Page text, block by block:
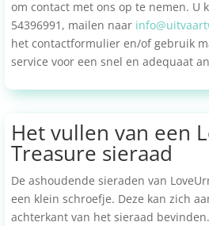
om contact met ons op te nemen. U
54396991, mailen naar
het contactformulier en/of gebruik
service voor een snel en adequaat
Het vullen van een
Treasure sieraad
De ashoudende sieraden van
een klein schroefje. Deze kan zich
achterkant van het sieraad bevinden.